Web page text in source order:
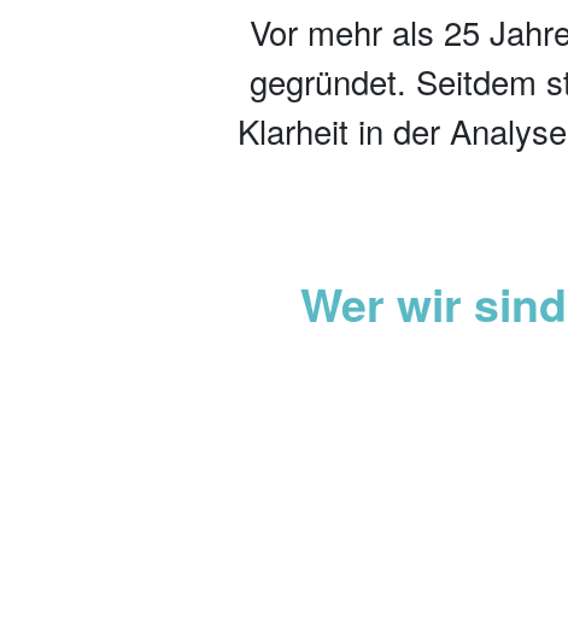
Vor mehr als 25
gegründet. Seitdem
Klarheit in der
Wer wir sind